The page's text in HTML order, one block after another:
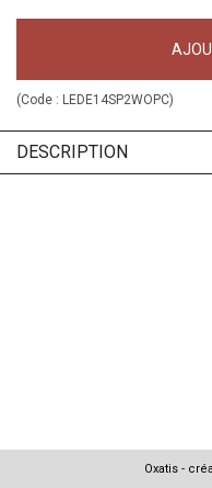
(Code : LEDE14SP2WOPC)
DESCRIPTION
Oxatis -